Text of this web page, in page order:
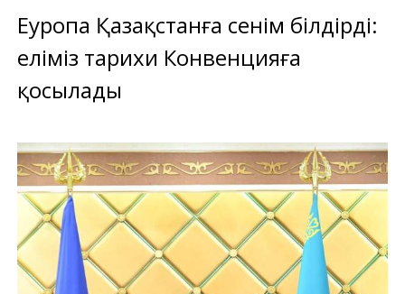
Еуропа Қазақстанға сенім білдірді:
еліміз тарихи Конвенцияға
қосылады